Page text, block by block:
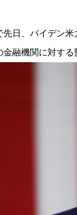
日、バイデン米
金融機関に対する